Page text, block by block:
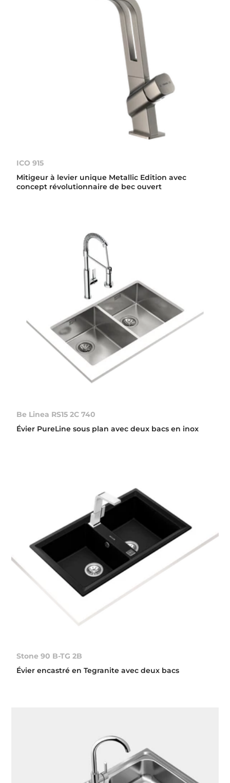
ICO 915
Mitigeur à levier unique Metallic Edition avec
concept révolutionnaire de bec ouvert
Be Linea RS15 2C 740
Évier PureLine sous plan avec deux bacs en inox
Stone 90 B-TG 2B
Évier encastré en Tegranite avec deux bacs